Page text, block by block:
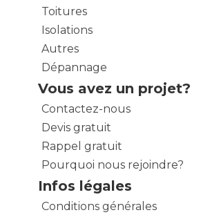
Toitures
Isolations
Autres
Dépannage
Vous avez un projet?
Contactez-nous
Devis gratuit
Rappel gratuit
Pourquoi nous rejoindre?
Infos légales
Conditions générales